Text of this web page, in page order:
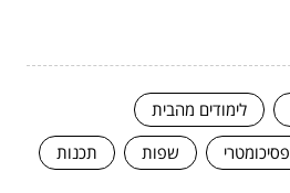
לימודים מהבית
פסיכומטרי שפות תכנות